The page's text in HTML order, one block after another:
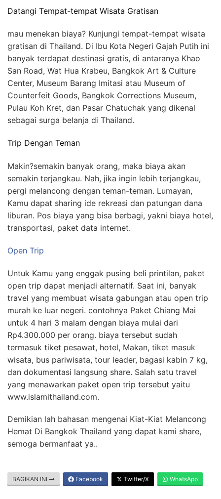
Datangi Tempat-tempat Wisata Gratisan
mau menekan biaya? Kunjungi tempat-tempat wisata
gratisan di Thailand. Di Ibu Kota Negeri Gajah Putih ini
banyak terdapat destinasi gratis, di antaranya Khao
San Road, Wat Hua Krabeu, Bangkok Art & Culture
Center, Museum Barang Imitasi atau Museum of
Counterfeit Goods, Bangkok Corrections Museum,
Pulau Koh Kret, dan Pasar Chatuchak yang dikenal
sebagai surga belanja di Thailand.
Trip Dengan Teman
Makin?semakin banyak orang, maka biaya akan
semakin terjangkau. Nah, jika ingin lebih terjangkau,
pergi melancong dengan teman-teman. Lumayan,
Kamu dapat sharing ide rekreasi dan patungan dana
liburan. Pos biaya yang bisa berbagi, yakni biaya hotel,
transportasi, paket data internet.
Open Trip
Untuk Kamu yang enggak pusing beli printilan, paket
open trip dapat menjadi alternatif. Saat ini, banyak
travel yang membuat wisata gabungan atau open trip
murah ke luar negeri. contohnya Paket Chiang Mai
untuk 4 hari 3 malam dengan biaya mulai dari
Rp4.300.000 per orang. biaya tersebut sudah
termasuk tiket pesawat, hotel, Makan, tiket masuk
wisata, bus pariwisata, tour leader, bagasi kabin 7 kg,
dan dokumentasi langsung share. Salah satu travel
yang menawarkan paket open trip tersebut yaitu
www.islamithailand.com.
Demikian lah bahasan mengenai Kiat-Kiat Melancong
Hemat Di Bangkok Thailand yang dapat kami share,
semoga bermanfaat ya..
BAGIKAN INI Facebook Twitter/X WhatsApp